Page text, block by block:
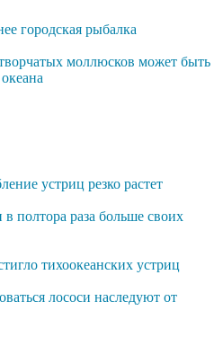
городская рыбалка
моллюсков может быть
устриц резко растет
полтора раза больше своих
тихоокеанских устриц
лососи наследуют от